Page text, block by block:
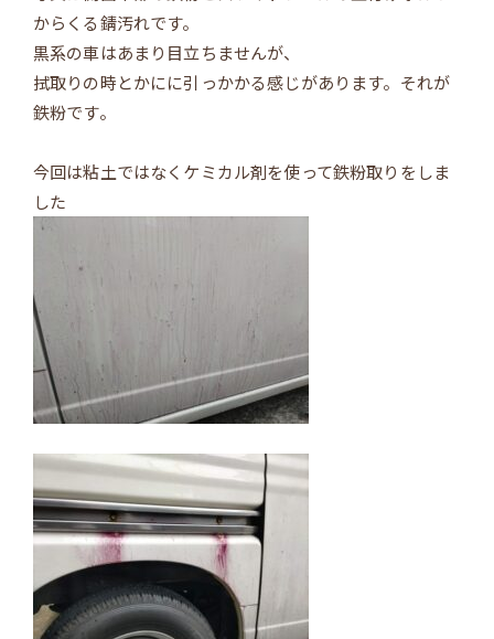
からくる錆汚れです。
黒系の車はあまり目立ちませんが、
拭取りの時とかにに引っかかる感じがあります。それが
鉄粉です。
今回は粘土ではなくケミカル剤を使って鉄粉取りをしま
した